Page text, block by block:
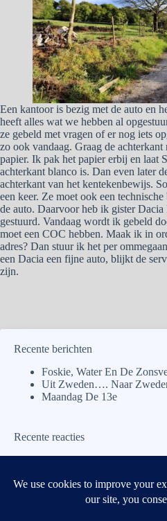
Een kantoor is bezig met de auto en
heeft alles wat we hebben al
ze gebeld met vragen of er nog iets
zo ook vandaag. Graag de
papier. Ik pak het papier erbij en laat
achterkant blanco is. Dan even later
achterkant van het kentekenbewijs.
een keer. Ze moet ook een
de auto. Daarvoor heb ik gister Dacia
gestuurd. Vandaag wordt ik gebeld
moet een COC hebben. Maak ik in
adres? Dan stuur ik het per
een Dacia een fijne auto, blijkt de
zijn.
Recente berichten
Foskie, Water En De
Uit Zweden…. Naar
Maandag De 13e
Recente reacties
PaopFoskie, Water En De
Zonsverduistering.
Foskie, Water En